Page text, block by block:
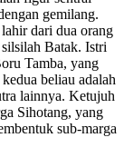
gemilang.
dari dua orang
Batak. Istri
Tamba, yang
beliau adalah
lainnya. Ketujuh
Sihotang, yang
sub-marga